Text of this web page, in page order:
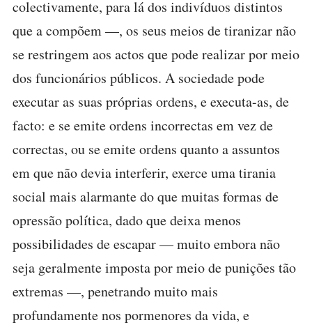
colectivamente, para lá dos indivíduos distintos
que a compõem —, os seus meios de tiranizar não
se restringem aos actos que pode realizar por meio
dos funcionários públicos. A sociedade pode
executar as suas próprias ordens, e executa-as, de
facto: e se emite ordens incorrectas em vez de
correctas, ou se emite ordens quanto a assuntos
em que não devia interferir, exerce uma tirania
social mais alarmante do que muitas formas de
opressão política, dado que deixa menos
possibilidades de escapar — muito embora não
seja geralmente imposta por meio de punições tão
extremas —, penetrando muito mais
profundamente nos pormenores da vida, e